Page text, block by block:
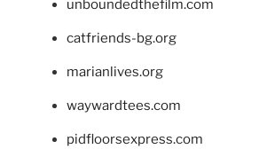
unboundedthefilm.com
catfriends-bg.org
marianlives.org
waywardtees.com
pidfloorsexpress.com